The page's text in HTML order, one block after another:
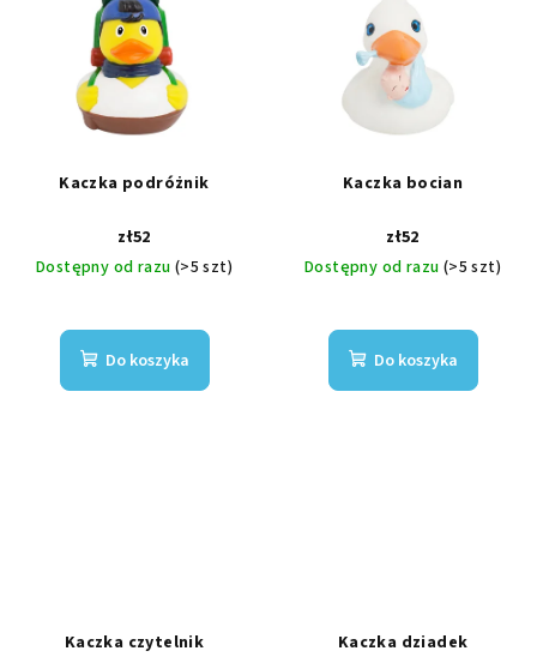
Kaczka podróżnik
zł52
Dostępny od razu (>5 szt)
Do koszyka
Kaczka bocian
zł52
Dostępny od razu (>5 szt)
Do koszyka
Kaczka czytelnik Kaczka dziadek